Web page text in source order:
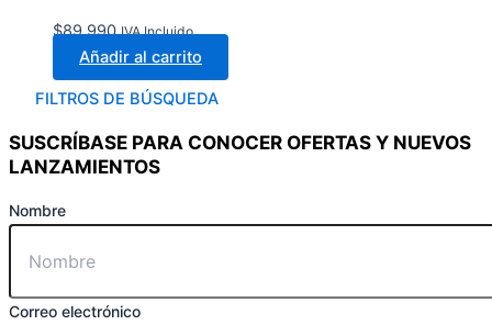
$89.990 IVA Incluido
Añadir al carrito
FILTROS DE BÚSQUEDA
SUSCRÍBASE PARA CONOCER OFERTAS Y NUEVOS
LANZAMIENTOS
Nombre
Correo electrónico